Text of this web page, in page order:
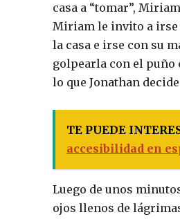
casa a “tomar”,
Miriam le invito a irse
la casa e irse con su
golpearla con el puño
lo que Jonathan
TE PUEDE
accesibilidad en
Luego de unos
ojos llenos de